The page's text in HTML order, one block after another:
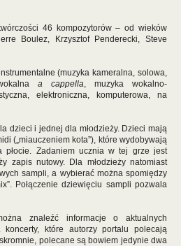
46 kompozytorów – od wieków
Boulez, Krzysztof Penderecki, Steve
(muzyka kameralna, solowa,
a cappella, muzyka wokalno-
elektroniczna, komputerowa, na
dzieci i jednej dla młodzieży. Dzieci mają
(„miauczeniem kota”), które wydobywają
Zadaniem ucznia w tej grze jest
zapis nutowy. Dla młodzieży natomiast
sampli, a wybierać można spomiędzy
Połączenie dziewięciu sampli pozwala
znaleźć informacje o aktualnych
które autorzy portalu polecają
polecane są bowiem jedynie dwa